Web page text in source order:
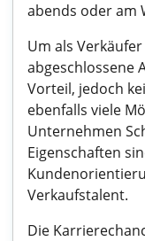
abends oder am
Um als
abgeschlossene
Vorteil, jedoch
ebenfalls viele
Unternehmen
Eigenschaften
Verkaufstalent.
Die